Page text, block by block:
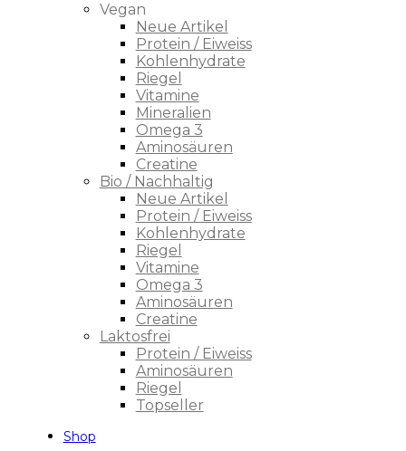
Vegan
Neue Artikel
Protein / Eiweiss
Kohlenhydrate
Riegel
Vitamine
Mineralien
Omega 3
Aminosäuren
Creatine
Bio / Nachhaltig
Neue Artikel
Protein / Eiweiss
Kohlenhydrate
Riegel
Vitamine
Omega 3
Aminosäuren
Creatine
Laktosfrei
Protein / Eiweiss
Aminosäuren
Riegel
Topseller
Shop